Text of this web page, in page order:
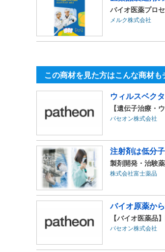
バイオ医薬プロ
メルク株式会社
この商材を見た方はこんな商材も
ウィルスベク
【遺伝子治療・
パセオン株式会社
注射剤は低分
製剤開発・治験
株式会社富士薬品
バイオ原薬か
【バイオ医薬品
パセオン株式会社